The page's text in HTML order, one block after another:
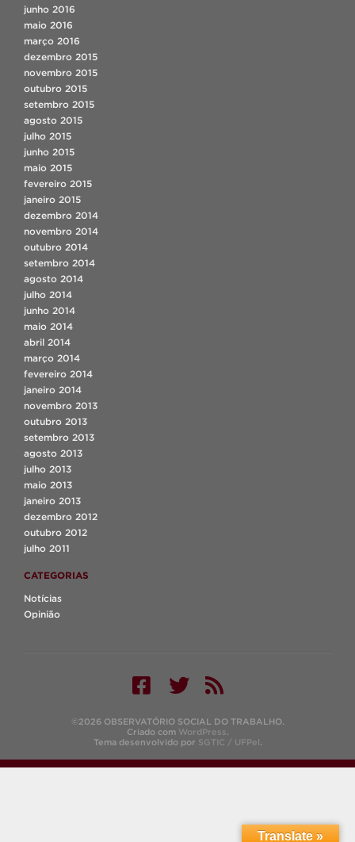
junho 2016
maio 2016
março 2016
dezembro 2015
novembro 2015
outubro 2015
setembro 2015
agosto 2015
julho 2015
junho 2015
maio 2015
fevereiro 2015
janeiro 2015
dezembro 2014
novembro 2014
outubro 2014
setembro 2014
agosto 2014
julho 2014
junho 2014
maio 2014
abril 2014
março 2014
fevereiro 2014
janeiro 2014
novembro 2013
outubro 2013
setembro 2013
agosto 2013
julho 2013
maio 2013
janeiro 2013
dezembro 2012
outubro 2012
julho 2011
CATEGORIAS
Notícias
Opinião
©2026 OBSERVATÓRIO SOCIAL DO TRABALHO.
Criado com WordPress.
Tema desenvolvido por SGTIC / UFPel.
Translate »